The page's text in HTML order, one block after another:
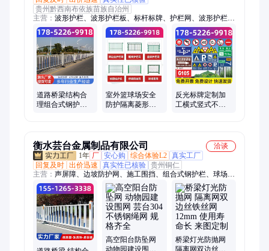
贵州黔西南布依族苗族自治州
主营： 波形护栏、波形护栏板、标杆标牌、护栏网、波形护栏配
件、标志杆、标志牌
道路桥梁结构合
理组合式钢护栏
室外篮球场安全
防护隔离菱形孔
反光标牌定制加
工横式竖式不易
衡水芸台金属制品有限公司
洽谈
1年 厂 安心购 综合体验L2 真实工厂
回复及时 出价迅速 真实性已核验 贵州铜仁
主营： 声屏障、边坡防护网、施工围挡、组合式钢护栏、球场围
网、公路护栏、石笼网、刀片刺绳、防抛网
高空阳台防坠网
动物园建设围网
桥梁灯光防抛网
隔离网双边丝铁